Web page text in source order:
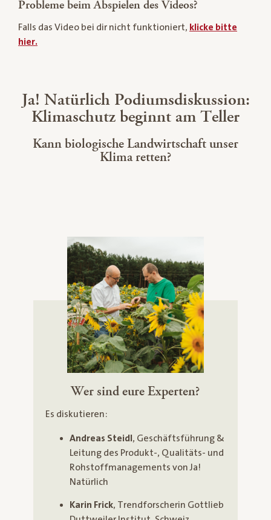
Probleme beim Abspielen des Videos?
Falls das Video bei dir nicht funktioniert, klicke bitte
hier.
Ja! Natürlich Podiumsdiskussion:
Klimaschutz beginnt am Teller
Kann biologische Landwirtschaft unser
Klima retten?
Wer sind eure Experten?
Es diskutieren:
Andreas Steidl, Geschäftsführung &
Leitung des Produkt-, Qualitäts- und
Rohstoffmanagements von Ja!
Natürlich
Karin Frick, Trendforscherin Gottlieb